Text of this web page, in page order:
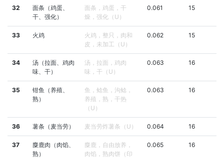
32
面条（鸡蛋、
干、强化）
面条，鸡蛋，干
燥，强化（U）
0.061 15
33 火鸡
火鸡，整只，肉和
皮，未加工（U）
0.062 15
34
汤（拉面、鸡肉
味、干）
汤，拉面，鸡肉
味，干（U）
0.063 16
35
钳鱼（养殖、
熟）
鱼，鲶鱼，沟鲶，
养殖，熟，干热
（U）
0.063 16
36 薯条（麦当劳） 麦当劳炸薯条（U） 0.064 16
37
麋鹿肉（肉馅、
熟）
麋鹿，自由放养，
肉馅，熟肉饼（印
0.065 16